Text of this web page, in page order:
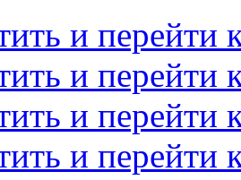
и перейти
и перейти
и перейти
и перейти